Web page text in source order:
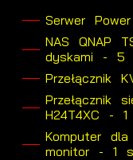
Serwer
NAS QNAP
dyskami - 5
Przełącznik
Przełącznik
H24T4XC -
Komputer
monitor - 1